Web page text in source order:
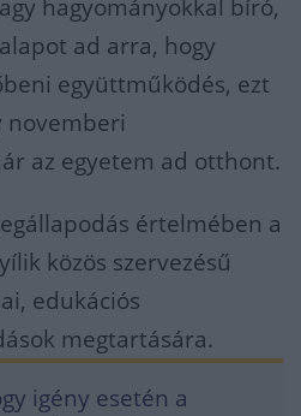
hagyományokkal bíró,
ad arra, hogy
együttműködés, ezt
novemberi
az egyetem ad otthont.
értelmében a
közös szervezésű
edukációs
megtartására.
igény esetén a